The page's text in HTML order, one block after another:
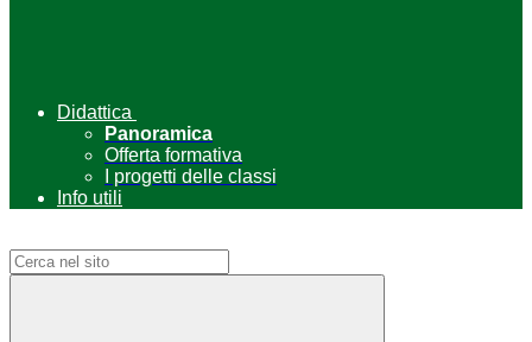
Didattica
Panoramica
Offerta formativa
I progetti delle classi
Info utili